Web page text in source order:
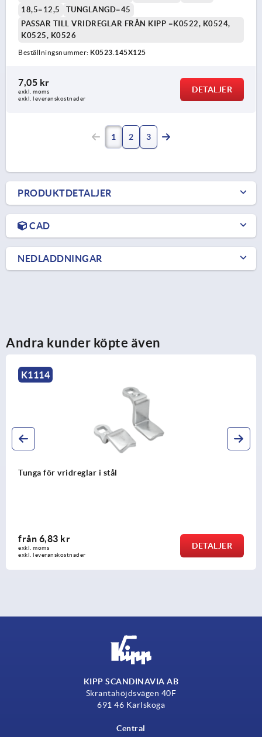
18,5=12,5
TUNGLÄNGD=45
PASSAR TILL VRIDREGLAR FRÅN KIPP =K0522, K0524,
K0525, K0526
Beställningsnummer: K0523.145X125
7,05 kr
exkl. moms
exkl. leveranskostnader
DETALJER
1 2 3
PRODUKTDETALJER
CAD
NEDLADDNINGAR
Andra kunder köpte även
Tungor för vridreglar i kompaktstål
exkl. leveranskostnader
KIPP SCANDINAVIA AB
Skrantahöjdsvägen 40F
691 46 Karlskoga
Central